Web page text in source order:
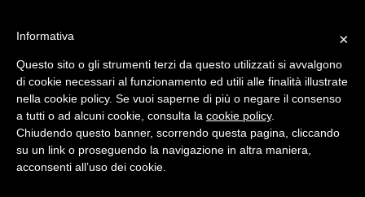
×
Informativa
Questo sito o gli strumenti terzi da questo utilizzati si avvalgono
di cookie necessari al funzionamento ed utili alle finalità illustrate
nella cookie policy. Se vuoi saperne di più o negare il consenso
a tutti o ad alcuni cookie, consulta la cookie policy.
Chiudendo questo banner, scorrendo questa pagina, cliccando
su un link o proseguendo la navigazione in altra maniera,
acconsenti all’uso dei cookie.